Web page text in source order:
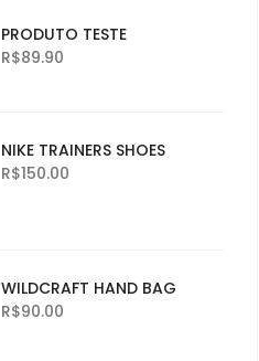
PRODUTO TESTE
R$89.90
NIKE TRAINERS SHOES
R$150.00
WILDCRAFT HAND BAG
R$90.00